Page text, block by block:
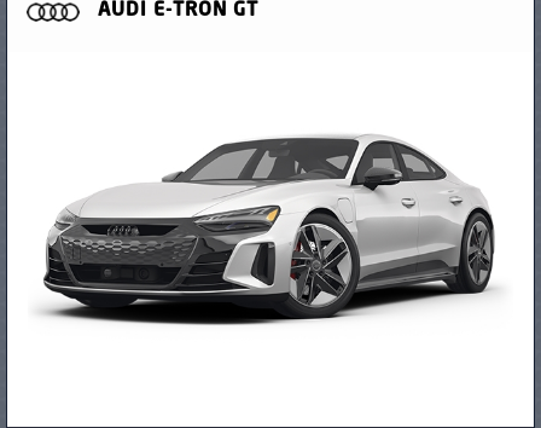
AUDI E-TRON GT
D'OCCASION
PNEUS